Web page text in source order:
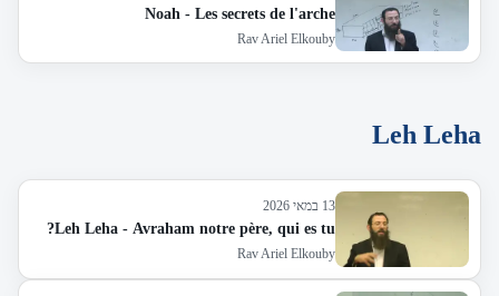
Noah - Les secrets de l'arche
Rav Ariel Elkouby
Leh Leha
13 במאי 2026
Leh Leha - Avraham notre père, qui es tu?
Rav Ariel Elkouby